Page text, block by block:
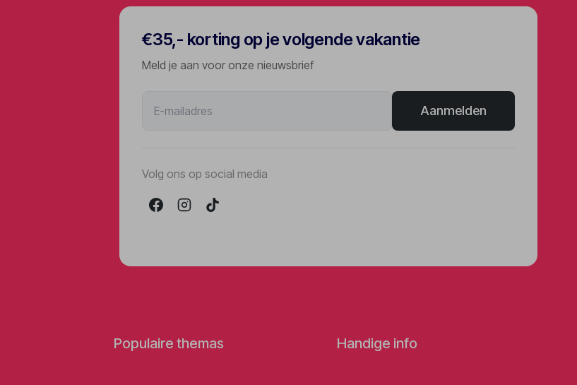
€35,- korting op je volgende vakantie
Meld je aan voor onze nieuwsbrief
Aanmelden
Volg ons op social media
Populaire themas Handige info